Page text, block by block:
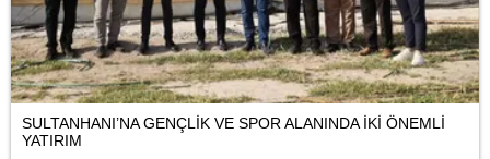
SULTANHANI’NA GENÇLİK VE SPOR ALANINDA İKİ ÖNEMLİ
YATIRIM